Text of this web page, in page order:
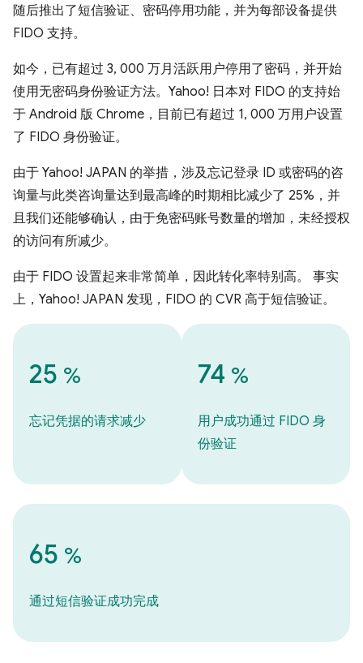
随后推出了短信验证、密码停用功能，并为每部设备提供
FIDO 支持。
如今，已有超过 3, 000 万月活跃用户停用了密码，并开始
使用无密码身份验证方法。Yahoo! 日本对 FIDO 的支持始
于 Android 版 Chrome，目前已有超过 1, 000 万用户设置
了 FIDO 身份验证。
由于 Yahoo! JAPAN 的举措，涉及忘记登录 ID 或密码的咨
询量与此类咨询量达到最高峰的时期相比减少了 25%，并
且我们还能够确认，由于免密码账号数量的增加，未经授权
的访问有所减少。
由于 FIDO 设置起来非常简单，因此转化率特别高。 事实
上，Yahoo! JAPAN 发现，FIDO 的 CVR 高于短信验证。
25 %
忘记凭据的请求减少
74 %
用户成功通过 FIDO 身
份验证
65 %
通过短信验证成功完成